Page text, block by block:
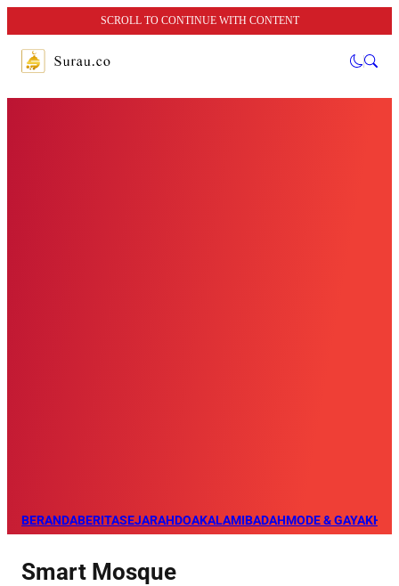
SCROLL TO CONTINUE WITH CONTENT
BERANDABERITASEJARAHDOAKALAMIBADAHMODE & GAYA
Smart Mosque